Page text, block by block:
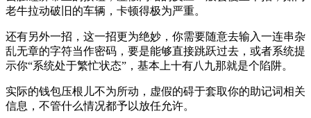
老牛拉动破旧的车辆，卡顿得极为严重。
还有另外一招，这一招更为绝妙，你需要随意去输入一连串杂
乱无章的字符当作密码，要是能够直接跳跃过去，或者系统提
示你“系统处于繁忙状态”，基本上十有八九那就是个陷阱。
实际的钱包压根儿不为所动，虚假的碍于套取你的助记词相关
信息，不管什么情况都予以放任允许。